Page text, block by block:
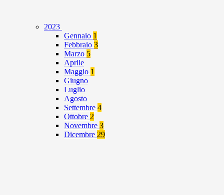
2023
Gennaio 1
Febbraio 3
Marzo 5
Aprile
Maggio 1
Giugno
Luglio
Agosto
Settembre 4
Ottobre 2
Novembre 3
Dicembre 29